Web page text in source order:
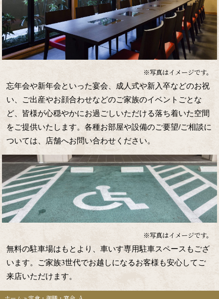
※写真はイメージです。
忘年会や新年会といった宴会、成人式や新入卒などのお祝
い、ご出産やお顔合わせなどのご家族のイベントごとな
ど、皆様が心穏やかにお過ごしいただける落ち着いた空間
をご提供いたします。各種お部屋や設備のご要望/ご相談に
ついては、店舗へお問い合わせください。
※写真はイメージです。
無料の駐車場はもとより、車いす専用駐車スペースもござ
います。ご家族3世代でお越しになるお客様も安心してご
来店いただけます。